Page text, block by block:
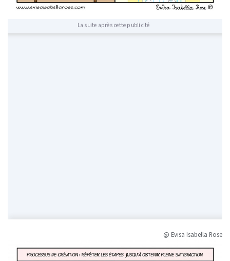
La suite après cette publicité
@ Evisa Isabella Rose